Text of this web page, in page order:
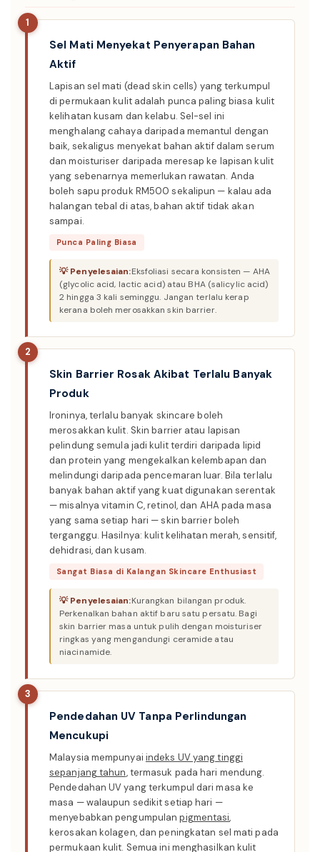
1
Sel Mati Menyekat Penyerapan Bahan
Aktif
Lapisan sel mati (dead skin cells) yang terkumpul
di permukaan kulit adalah punca paling biasa kulit
kelihatan kusam dan kelabu. Sel-sel ini
menghalang cahaya daripada memantul dengan
baik, sekaligus menyekat bahan aktif dalam serum
dan moisturiser daripada meresap ke lapisan kulit
yang sebenarnya memerlukan rawatan. Anda
boleh sapu produk RM500 sekalipun — kalau ada
halangan tebal di atas, bahan aktif tidak akan
sampai.
Punca Paling Biasa
Eksfoliasi secara konsisten — AHA
(glycolic acid, lactic acid) atau BHA (salicylic acid)
2 hingga 3 kali seminggu. Jangan terlalu kerap
kerana boleh merosakkan skin barrier.
2
Skin Barrier Rosak Akibat Terlalu Banyak
Produk
Ironinya, terlalu banyak skincare boleh
merosakkan kulit. Skin barrier atau lapisan
pelindung semula jadi kulit terdiri daripada lipid
dan protein yang mengekalkan kelembapan dan
melindungi daripada pencemaran luar. Bila terlalu
banyak bahan aktif yang kuat digunakan serentak
— misalnya vitamin C, retinol, dan AHA pada masa
yang sama setiap hari — skin barrier boleh
terganggu. Hasilnya: kulit kelihatan merah, sensitif,
dehidrasi, dan kusam.
Sangat Biasa di Kalangan Skincare Enthusiast
Kurangkan bilangan produk.
Perkenalkan bahan aktif baru satu persatu. Bagi
skin barrier masa untuk pulih dengan moisturiser
ringkas yang mengandungi ceramide atau
niacinamide.
3
Pendedahan UV Tanpa Perlindungan
Mencukupi
Malaysia mempunyai indeks UV yang tinggi
sepanjang tahun, termasuk pada hari mendung.
Pendedahan UV yang terkumpul dari masa ke
masa — walaupun sedikit setiap hari —
menyebabkan pengumpulanpigmentasi,
kerosakan kolagen, dan peningkatan sel mati pada
permukaan kulit. Semua ini menghasilkan kulit